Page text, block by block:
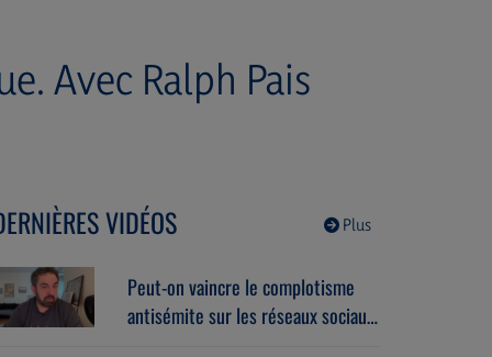
Avec Ralph Pais
Plus
VIDÉOS
Peut-on vaincre le complotisme
antisémite sur les réseaux sociaux